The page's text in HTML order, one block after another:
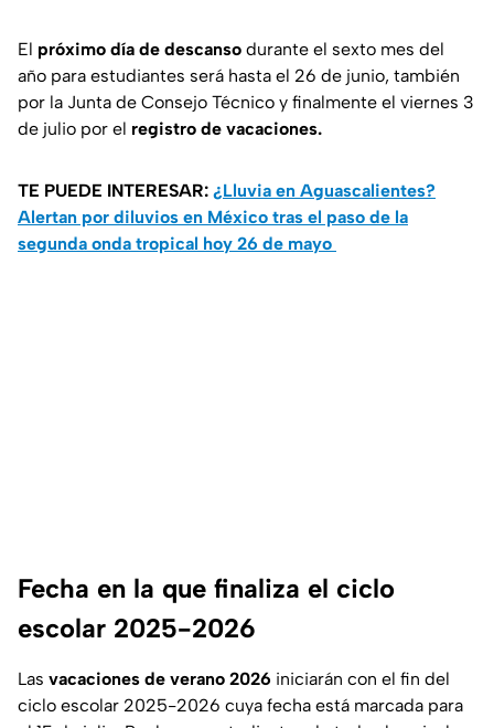
El próximo día de descanso durante el sexto mes del
año para estudiantes será hasta el 26 de junio, también
por la Junta de Consejo Técnico y finalmente el viernes 3
de julio por el registro de vacaciones.
TE PUEDE INTERESAR: ¿Lluvia en Aguascalientes?
Alertan por diluvios en México tras el paso de la
segunda onda tropical hoy 26 de mayo
Fecha en la que finaliza el ciclo
escolar 2025-2026
Las vacaciones de verano 2026 iniciarán con el fin del
ciclo escolar 2025-2026 cuya fecha está marcada para